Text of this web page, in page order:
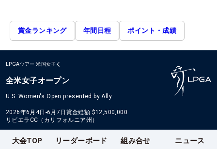
賞金ランキング 年間日程 ポイント・成績
LPGAツアー 米国女子
全米女子オープン
U.S. Women's Open presented by Ally
2026年6月4日-6月7日 賞金総額 $12,500,000
リビエラCC（カリフォルニア州）
大会TOP リーダーボード 組み合せ ニュース